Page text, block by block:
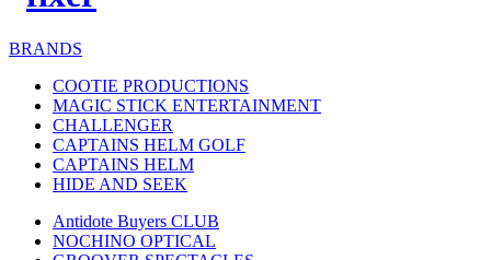
BRANDS
COOTIE PRODUCTIONS
MAGIC STICK ENTERTAINMENT
CHALLENGER
CAPTAINS HELM GOLF
CAPTAINS HELM
HIDE AND SEEK
Antidote Buyers CLUB
NOCHINO OPTICAL